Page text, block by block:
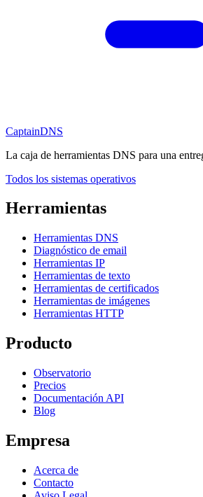
CaptainDNS
La caja de herramientas DNS para una
Todos los sistemas operativos
Herramientas
Herramientas DNS
Diagnóstico de email
Herramientas IP
Herramientas de texto
Herramientas de certificados
Herramientas de imágenes
Herramientas HTTP
Producto
Observatorio
Precios
Documentación API
Blog
Empresa
Acerca de
Contacto